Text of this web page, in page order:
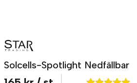
Solcells-Spotlight Nedfällbar